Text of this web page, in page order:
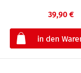
39,90 €